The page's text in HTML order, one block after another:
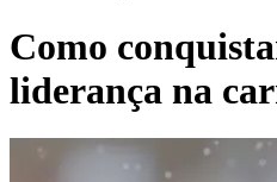
Como
liderança na